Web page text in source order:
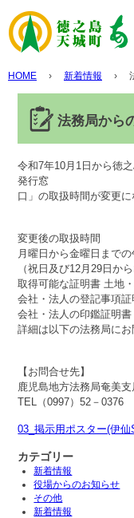
HOME › 新着情報 ›
法務局から
令和7年10月1日から徳
発行窓
口」の取扱時間が変更
変更後の取扱時間
月曜日から金曜日まで
（祝日及び12月29日か
取得可能な証明書 土地
会社・法人の登記事項証
会社・法人の印鑑証明書
詳細は以下の法務局にお
【お問合せ先】
鹿児島地方法務局奄美支
TEL（0997）52－0376
03_掲示用ポスター(伊
カテゴリー
新着情報
役場からのお知らせ
その他
新着情報